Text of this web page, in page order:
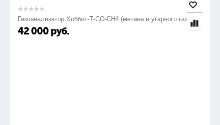
Газоанализатор Хоббит-Т-СО-СН4 (метана и угарного газа)
42 000 руб.